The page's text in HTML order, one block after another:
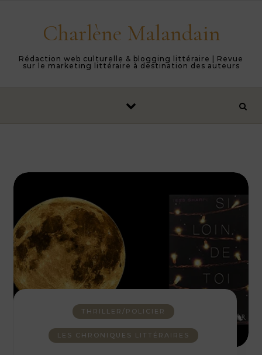
Charlène Malandain
Rédaction web culturelle & blogging littéraire | Revue
sur le marketing littéraire à destination des auteurs
THRILLER/POLICIER
LES CHRONIQUES LITTÉRAIRES